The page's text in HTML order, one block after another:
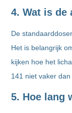
4. Wat is de
De
Het is belangrijk
kijken hoe het
141 niet vaker
5. Hoe lang